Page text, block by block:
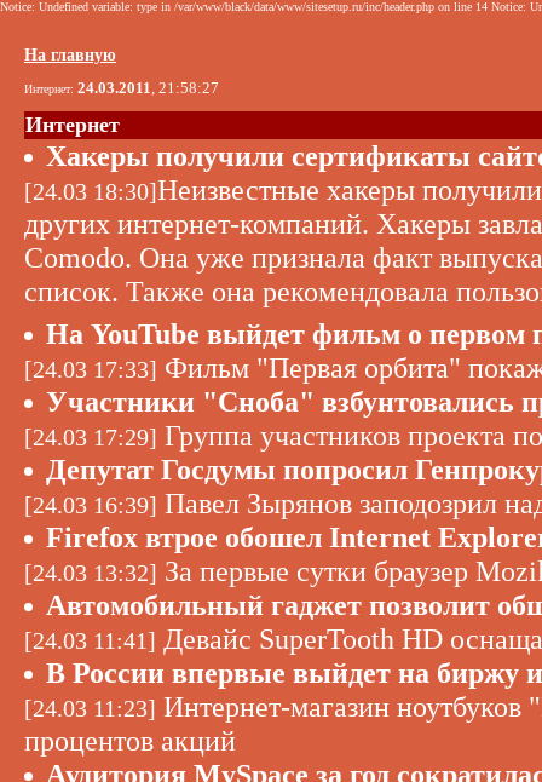
Notice: Undefined variable: type in /var/www/black/data/www/sitesetup.ru/inc/header.php on line 14 Notice:
На главную
Интернет: 24.03.2011, 21:58:27
Интернет
Хакеры получили сертификаты
[24.03 18:30]Неизвестные хакеры
других интернет-компаний. Хакеры
Comodo. Она уже признала факт
список. Также она рекомендовала
На YouTube выйдет фильм о первом
[24.03 17:33] Фильм "Первая орбита"
Участники "Сноба" взбунтовались
[24.03 17:29] Группа участников проекта
Депутат Госдумы попросил
[24.03 16:39] Павел Зырянов заподозрил
Firefox втрое обошел Internet
[24.03 13:32] За первые сутки браузер
Автомобильный гаджет позволит
[24.03 11:41] Девайс SuperTooth HD
В России впервые выйдет на биржу
[24.03 11:23] Интернет-магазин
процентов акций
Аудитория MySpace за год